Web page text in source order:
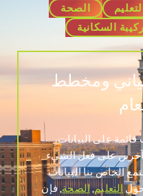
الصحة
السكانية
رسم بياني ومخطط
على البيانات،
على فعل الشيء
الخاص بنا البيانات
حولالتعليم,الصحة, فإن